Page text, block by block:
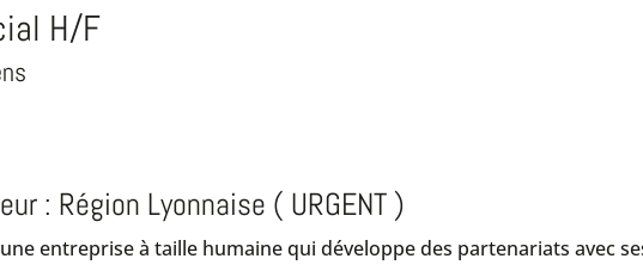
H/F
: Région Lyonnaise ( URGENT )
entreprise à taille humaine qui développe des partenariats avec